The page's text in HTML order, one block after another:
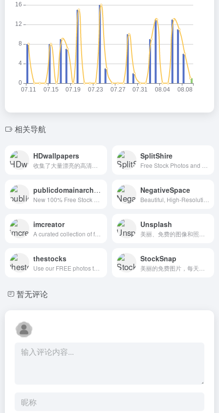
相关导航
HDwallpapers SplitShire
publicdomainarchive NegativeSpace
imcreator Unsplash
thestocks StockSnap
暂无评论